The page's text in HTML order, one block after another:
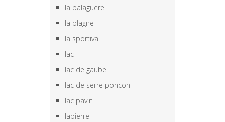
la balaguere
la plagne
la sportiva
lac
lac de gaube
lac de serre poncon
lac pavin
lapierre